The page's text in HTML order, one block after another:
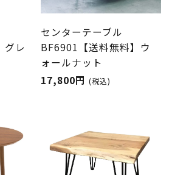
グレ
センターテーブル
BF6901【送料無料】ウ
ォールナット
17,800円(税込)